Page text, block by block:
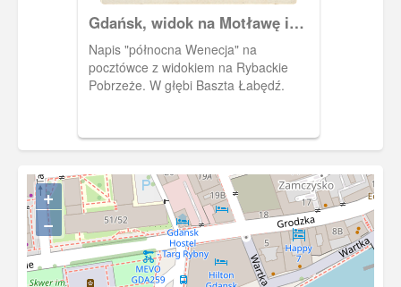
Gdańsk, widok na Motławę i
Rybackie Pobrzeże
Napis "północna Wenecja" na
pocztówce z widokiem na Rybackie
Pobrzeże. W głębi Baszta Łabędź.
+
−